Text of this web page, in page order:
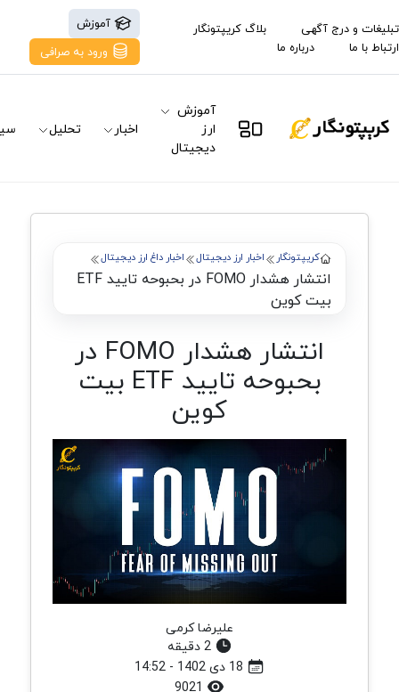
تبلیغات و درج آگهی
بلاگ کریپتونگار
ارتباط با ما
درباره ما
آموزش
ورود به صرافی
آموزش
ارز
دیجیتال
اخبار تحلیل
کریپتونگار اخبار ارز دیجیتال اخبار داغ ارز دیجیتال
انتشار هشدار FOMO در بحبوحه تایید ETF
بیت کوین
انتشار هشدار FOMO در
بحبوحه تایید ETF بیت
کوین
علیرضا کرمی
2 دقیقه